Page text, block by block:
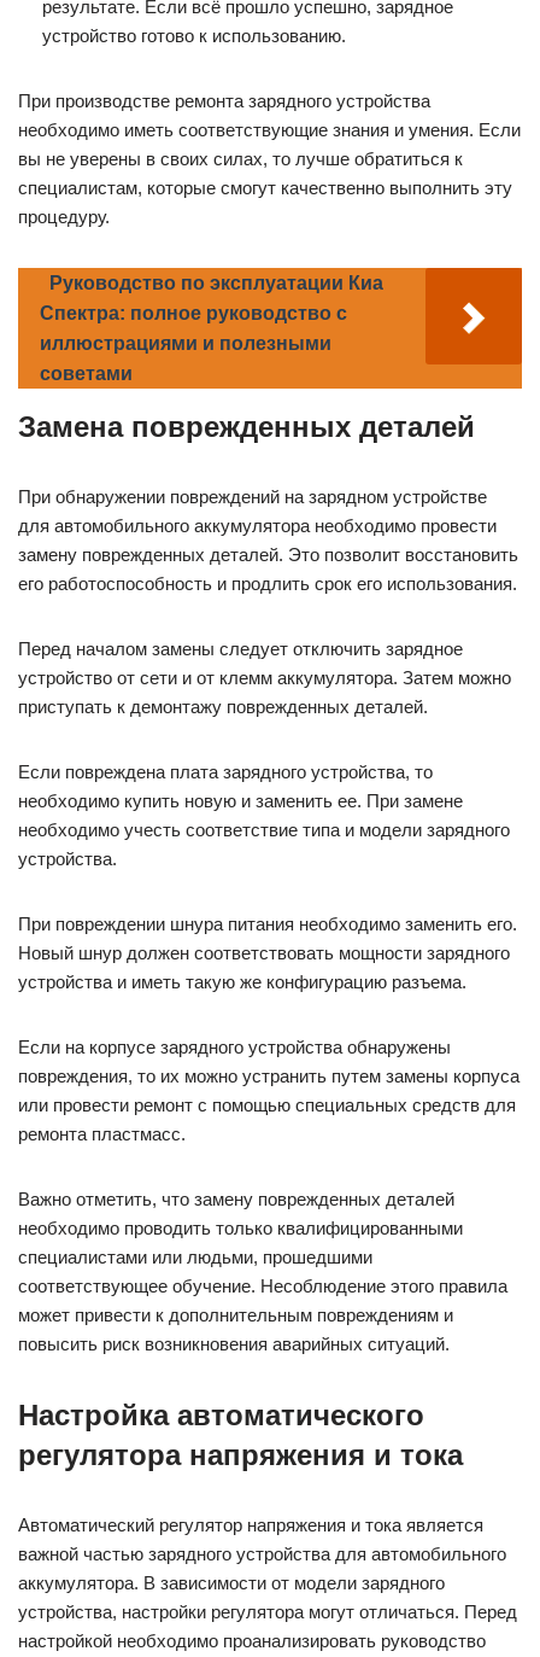
результате. Если всё прошло успешно, зарядное
устройство готово к использованию.
При производстве ремонта зарядного устройства
необходимо иметь соответствующие знания и умения. Если
вы не уверены в своих силах, то лучше обратиться к
специалистам, которые смогут качественно выполнить эту
процедуру.
Руководство по эксплуатации Киа
Спектра: полное руководство с
иллюстрациями и полезными
советами
Замена поврежденных деталей
При обнаружении повреждений на зарядном устройстве
для автомобильного аккумулятора необходимо провести
замену поврежденных деталей. Это позволит восстановить
его работоспособность и продлить срок его использования.
Перед началом замены следует отключить зарядное
устройство от сети и от клемм аккумулятора. Затем можно
приступать к демонтажу поврежденных деталей.
Если повреждена плата зарядного устройства, то
необходимо купить новую и заменить ее. При замене
необходимо учесть соответствие типа и модели зарядного
устройства.
При повреждении шнура питания необходимо заменить его.
Новый шнур должен соответствовать мощности зарядного
устройства и иметь такую же конфигурацию разъема.
Если на корпусе зарядного устройства обнаружены
повреждения, то их можно устранить путем замены корпуса
или провести ремонт с помощью специальных средств для
ремонта пластмасс.
Важно отметить, что замену поврежденных деталей
необходимо проводить только квалифицированными
специалистами или людьми, прошедшими
соответствующее обучение. Несоблюдение этого правила
может привести к дополнительным повреждениям и
повысить риск возникновения аварийных ситуаций.
Настройка автоматического
регулятора напряжения и тока
Автоматический регулятор напряжения и тока является
важной частью зарядного устройства для автомобильного
аккумулятора. В зависимости от модели зарядного
устройства, настройки регулятора могут отличаться. Перед
настройкой необходимо проанализировать руководство